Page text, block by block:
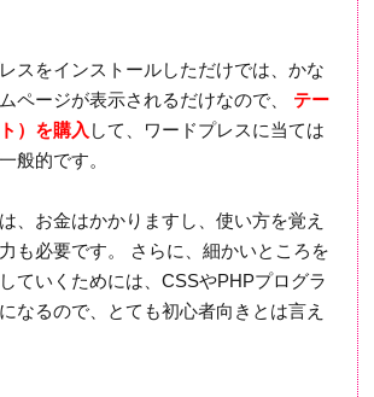
スをインストールしただけでは、かな
ページが表示されるだけなので、 テー
）を購入 して、ワードプレスに当ては
般的です。
、お金はかかりますし、使い方を覚え
も必要です。 さらに、細かいところを
ていくためには、CSSやPHPプログラ
なるので、とても初心者向きとは言え